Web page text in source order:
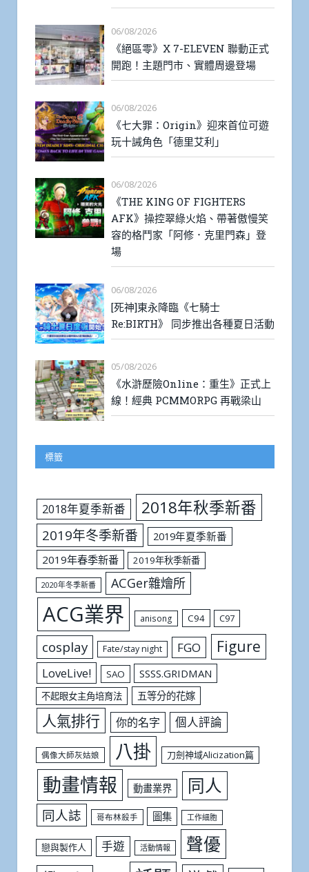
06/08/2026
《絕區零》X 7-ELEVEN 聯動正式
開跑！主題門市、實體周邊登場
06/08/2026
《七大罪：Origin》迎來首位可遊
玩十誡角色「德里艾利」
06/08/2026
《THE KING OF FIGHTERS
AFK》操控翠綠火焰、帶著傲慢笑
容的格鬥家「阿修．克里門森」登
場
06/08/2026
[死神]東永降臨《七騎士
Re:BIRTH》 同步推出各種夏日活動
05/08/2026
《水滸歷險Online：重生》正式上
線！經典 PCMMORPG 再戰梁山
標籤
2018年夏季新番 2018年秋季新番
2019年冬季新番
2019年夏季新番
2019年春季新番
2019年秋季新番
2020年冬季新番 ACGer雜燴所
ACG業界 anisong C94 C97
cosplay Fate/stay night FGO Figure
LoveLive! SAO SSSS.GRIDMAN
不起眼女主角培育法 五等分的花嫁
人氣排行 你的名字 個人評論
偶像大師灰姑娘 八掛 刀劍神域Alicization篇
動畫情報 動畫業界 同人
同人誌 哥布林殺手 圖集 工作細胞
戀與製作人 手遊 活動情報 聲優